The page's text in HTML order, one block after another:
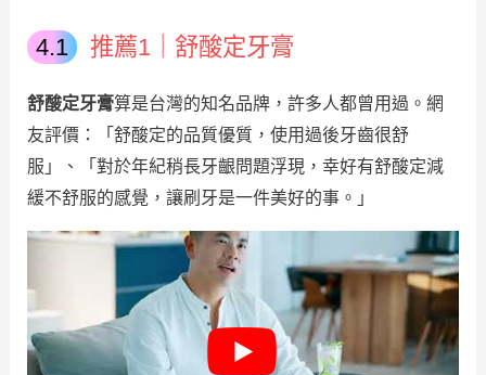
推薦1｜舒酸定牙膏
舒酸定牙膏算是台灣的知名品牌，許多人都曾用過。網
友評價：「舒酸定的品質優質，使用過後牙齒很舒
服」、「對於年紀稍長牙齦問題浮現，幸好有舒酸定減
緩不舒服的感覺，讓刷牙是一件美好的事。」